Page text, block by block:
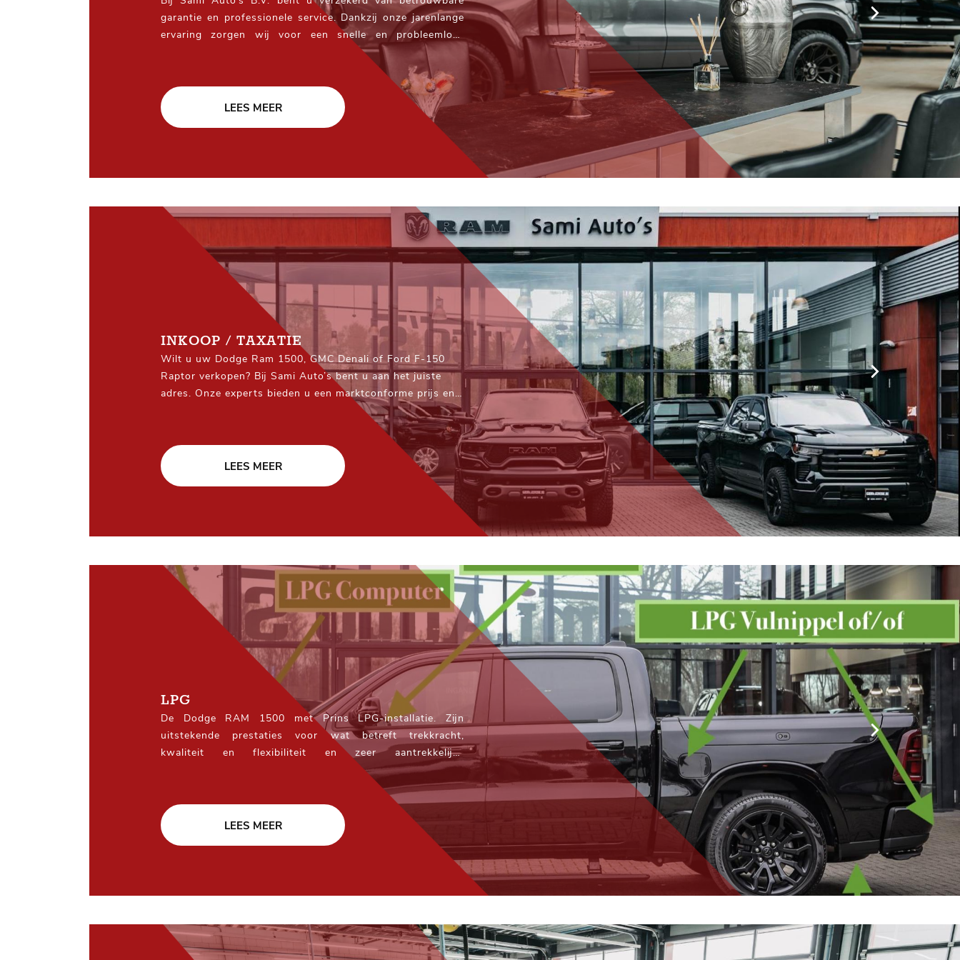
garantie en professionele service. Dankzij onze jarenlange
ervaring zorgen wij voor een snelle en probleemloze
afhandeling, zodat u zorgeloos kunt genieten van uw
LEES MEER
INKOOP / TAXATIE
Wilt u uw Dodge Ram 1500, GMC Denali of Ford F-150
Raptor verkopen? Bij Sami Auto’s bent u aan het juiste
adres. Onze experts bieden u een marktconforme prijs en
zorgen voor een snelle, veilige en transparante
LEES MEER
LPG
De Dodge RAM 1500 met Prins LPG-installatie. Zijn
uitstekende prestaties voor wat betreft trekkracht,
kwaliteit en flexibiliteit en zeer aantrekkelijke
brandstofkosten maken deze pick-up interessant voor een
LEES MEER